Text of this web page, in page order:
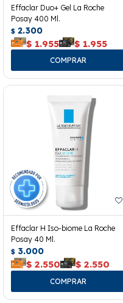
Effaclar Duo+ Gel La Roche
Posay 400 Ml.
$ 2.300
$ 1.955 $ 1.955
Effaclar H Iso-biome La Roche
Posay 40 Ml.
$ 3.000
$ 2.550 $ 2.550